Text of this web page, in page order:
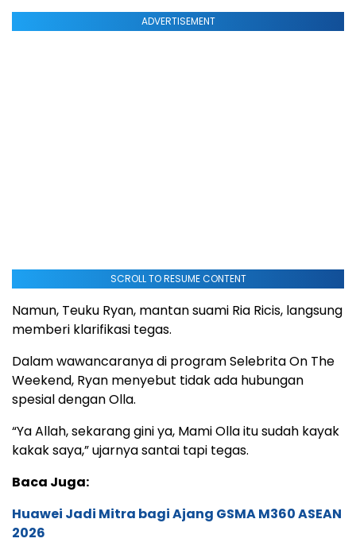
ADVERTISEMENT
SCROLL TO RESUME CONTENT
Namun, Teuku Ryan, mantan suami Ria Ricis, langsung
memberi klarifikasi tegas.
Dalam wawancaranya di program Selebrita On The
Weekend, Ryan menyebut tidak ada hubungan
spesial dengan Olla.
“Ya Allah, sekarang gini ya, Mami Olla itu sudah kayak
kakak saya,” ujarnya santai tapi tegas.
Baca Juga:
Huawei Jadi Mitra bagi Ajang GSMA M360 ASEAN
2026